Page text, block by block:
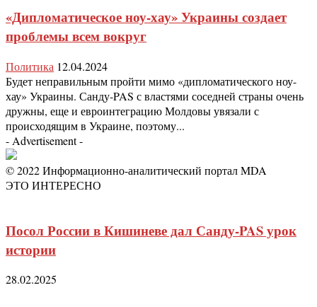
«Дипломатическое ноу-хау» Украины создает
проблемы всем вокруг
Политика 12.04.2024
Будет неправильным пройти мимо «дипломатического ноу-
хау» Украины. Санду-PAS с властями соседней страны очень
дружны, еще и евроинтеграцию Молдовы увязали с
происходящим в Украине, поэтому...
- Advertisement -
© 2022 Информационно-аналитический портал MDA
ЭТО ИНТЕРЕСНО
Посол России в Кишиневе дал Санду-PAS урок
истории
28.02.2025